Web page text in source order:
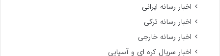
اخبار رسانه ایرانی
اخبار رسانه ترکی
اخبار رسانه خارجی
اخبار سریال کره ای و آسیایی